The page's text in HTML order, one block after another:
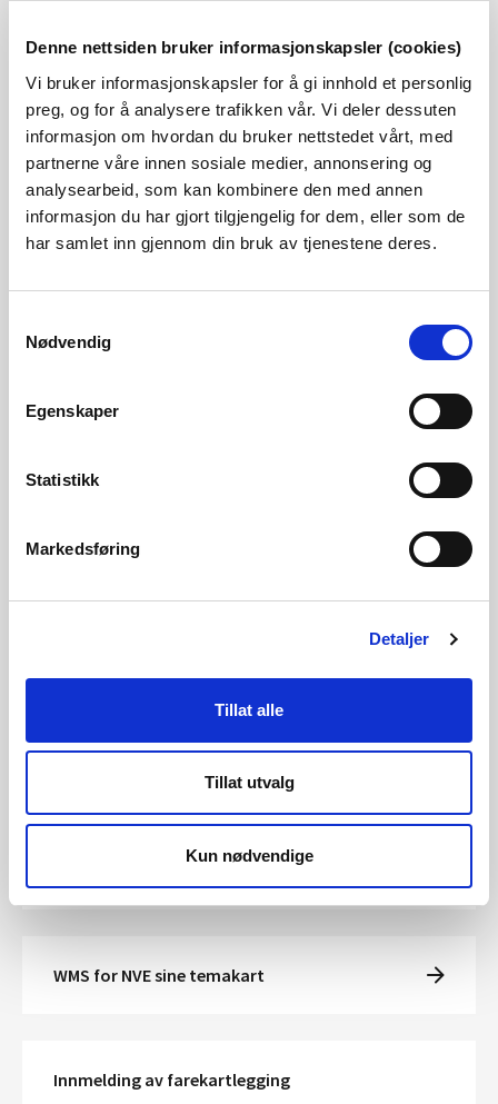
Denne nettsiden bruker informasjonskapsler (cookies)
Vi bruker informasjonskapsler for å gi innhold et personlig
preg, og for å analysere trafikken vår. Vi deler dessuten
informasjon om hvordan du bruker nettstedet vårt, med
partnerne våre innen sosiale medier, annonsering og
analysearbeid, som kan kombinere den med annen
informasjon du har gjort tilgjengelig for dem, eller som de
har samlet inn gjennom din bruk av tjenestene deres.
Nødvendig
Egenskaper
Statistikk
Markedsføring
Detaljer
Tillat alle
Tillat utvalg
Kun nødvendige
arealplanen
Aktsemdkart for skred i bratt terreng
Viktig info:
Disse nettsidene sluttet å bli
oppdatert fra 01.03.2026. Alle nye
Atlas og Temakart.
For kvikkleire vil dette være
eksisterende lenker fra kommunesidene til ny
Se aktsomhetskart i NVE Temakart
Nedlasting av kartdata fra NVE
WMS for NVE sine temakart
Innmelding av farekartlegging